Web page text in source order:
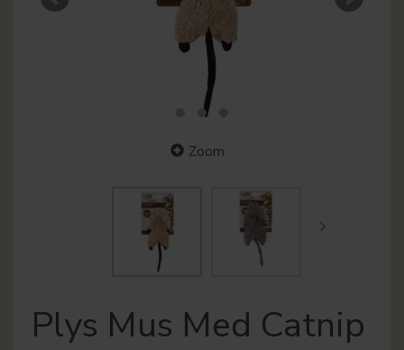
Zoom
Plys Mus Med Catnip